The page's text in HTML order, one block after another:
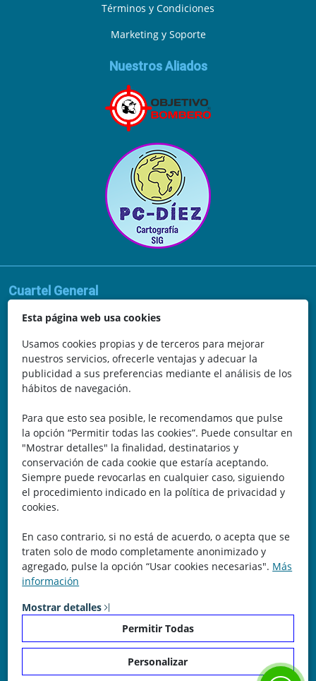
Esta página web usa cookies
Usamos cookies propias y de terceros para mejorar
nuestros servicios, ofrecerle ventajas y adecuar la
publicidad a sus preferencias mediante el análisis de los
hábitos de navegación.
Para que esto sea posible, le recomendamos que pulse
la opción “Permitir todas las cookies”. Puede consultar en
"Mostrar detalles" la finalidad, destinatarios y
conservación de cada cookie que estaría aceptando.
Siempre puede revocarlas en cualquier caso, siguiendo
el procedimiento indicado en la política de privacidad y
cookies.
En caso contrario, si no está de acuerdo, o acepta que se
traten solo de modo completamente anonimizado y
agregado, pulse la opción “Usar cookies necesarias". Más
información
Mostrar detalles
Permitir Todas
Personalizar
Términos y Condiciones
Marketing y Soporte
Nuestros Aliados
Cuartel General
Avda. de la Vega, 62
N.I.F.: 44252675-P
Belicena, Granada
España
Teléfono: 646 672 931
Email: bomberocallejero@gmail.com
Trayectoria
Nuestra Experiencia nos avala. Llevamos más de 25 años
dedicados a la cartografía vectorial y digital. (Pc-Díez)
Garantía de tu éxito con la prueba del callejero o territorio.
¡Rechaza Imitaciones!, equipo humano y soporte real detrás
de la plataforma.